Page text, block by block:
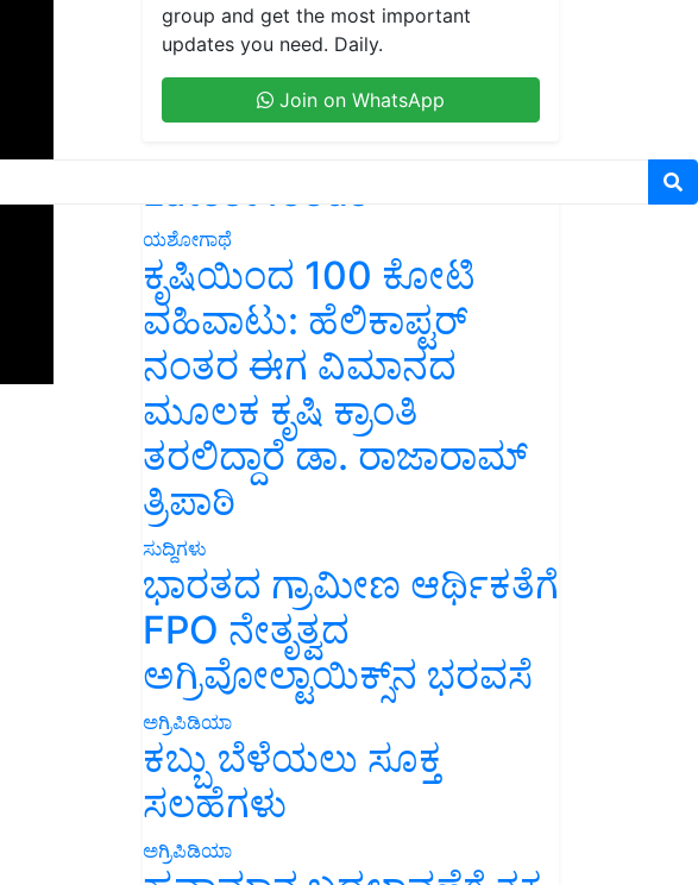
group and get the most important
updates you need. Daily.
Join on WhatsApp
Latest feeds
ಯಶೋಗಾಥೆ
ಕೃಷಿಯಿಂದ 100 ಕೋಟಿ
ವಹಿವಾಟು: ಹೆಲಿಕಾಪ್ಟರ್
ನಂತರ ಈಗ ವಿಮಾನದ
ಮೂಲಕ ಕೃಷಿ ಕ್ರಾಂತಿ
ತರಲಿದ್ದಾರೆ ಡಾ. ರಾಜಾರಾಮ್
ತ್ರಿಪಾಠಿ
ಸುದ್ದಿಗಳು
ಭಾರತದ ಗ್ರಾಮೀಣ ಆರ್ಥಿಕತೆಗೆ
FPO ನೇತೃತ್ವದ
ಅಗ್ರಿವೋಲ್ಟಾಯಿಕ್ಸ್‌ನ ಭರವಸೆ
ಅಗ್ರಿಪಿಡಿಯಾ
ಕಬ್ಬು ಬೆಳೆಯಲು ಸೂಕ್ತ
ಸಲಹೆಗಳು
ಅಗ್ರಿಪಿಡಿಯಾ